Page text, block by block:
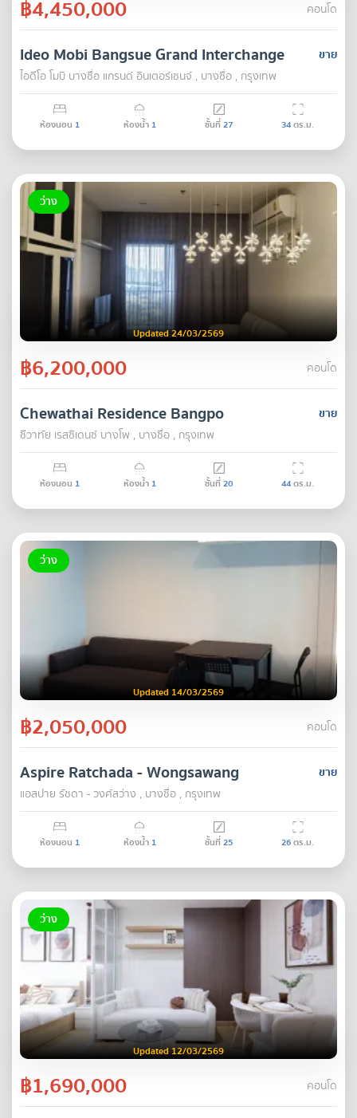
฿4,450,000 คอนโด
ขาย
Ideo Mobi Bangsue Grand Interchange
ไอดีโอ โมบิ บางซื่อ แกรนด์ อินเตอร์เชนจ์ , บางซื่อ , กรุงเทพ
ห้องนอน 1 ห้องน้ำ 1 ชั้นที่27 34ตร.ม.
ว่าง
Updated 24/03/2569
฿6,200,000 คอนโด
ขาย
Chewathai Residence Bangpo
ชีวาทัย เรสซิเดนซ์ บางโพ , บางซื่อ , กรุงเทพ
ห้องนอน 1 ห้องน้ำ 1 ชั้นที่20 44ตร.ม.
ว่าง
Updated 14/03/2569
฿2,050,000 คอนโด
ขาย
Aspire Ratchada - Wongsawang
แอสปาย รัชดา - วงศ์สว่าง , บางซื่อ , กรุงเทพ
ห้องนอน 1 ห้องน้ำ 1 ชั้นที่25 26ตร.ม.
ว่าง
Updated 12/03/2569
฿1,690,000 คอนโด